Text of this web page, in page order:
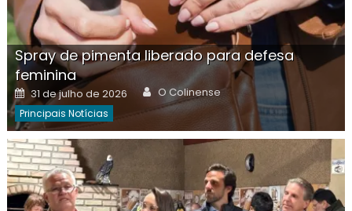
Spray de pimenta liberado para defesa
feminina
Posted
on
31 de julho de 2026 Author
O Colinense
Principais Notícias